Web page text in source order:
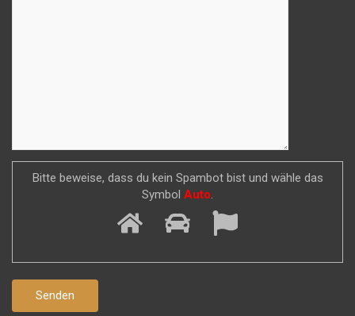
Bitte beweise, dass du kein Spambot bist und wähle das
Symbol Auto.